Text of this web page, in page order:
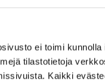
ei toimi
tilastotietoja
Kaikki
ei juuri innostaisi
toimittajan